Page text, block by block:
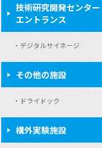
技術研究開発センター
エントランス
デジタルサイネージ
その他の施設
ドライドック
構外実験施設